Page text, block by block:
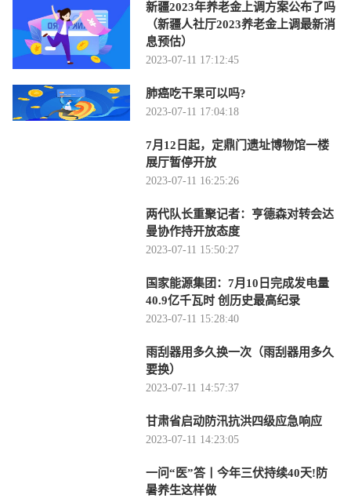
新疆2023年养老金上调方案公布了吗
（新疆人社厅2023养老金上调最新消
息预估）
2023-07-11 17:12:45
肺癌吃干果可以吗?
2023-07-11 17:04:18
7月12日起，定鼎门遗址博物馆一楼
展厅暂停开放
2023-07-11 16:25:26
两代队长重聚记者：亨德森对转会达
曼协作持开放态度
2023-07-11 15:50:27
国家能源集团：7月10日完成发电量
40.9亿千瓦时 创历史最高纪录
2023-07-11 15:28:40
雨刮器用多久换一次（雨刮器用多久
要换）
2023-07-11 14:57:37
甘肃省启动防汛抗洪四级应急响应
2023-07-11 14:23:05
一问“医”答丨今年三伏持续40天!防
暑养生这样做